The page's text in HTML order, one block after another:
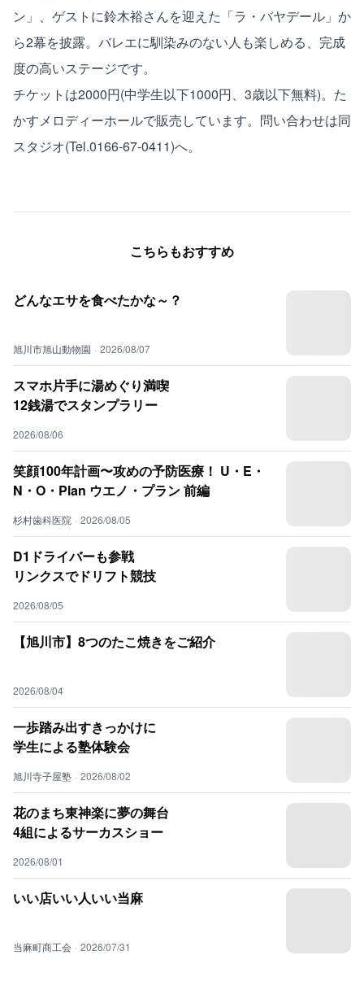
ン」、ゲストに鈴木裕さんを迎えた「ラ・バヤデール」か
ら2幕を披露。バレエに馴染みのない人も楽しめる、完成
度の高いステージです。
チケットは2000円(中学生以下1000円、3歳以下無料)。た
かすメロディーホールで販売しています。問い合わせは同
スタジオ(Tel.0166-67-0411)へ。
こちらもおすすめ
どんなエサを食べたかな～？
旭川市旭山動物園 · 2026/08/07
スマホ片手に湯めぐり満喫
12銭湯でスタンプラリー
2026/08/06
笑顔100年計画〜攻めの予防医療！ U・E・
N・O・Plan ウエノ・プラン 前編
杉村歯科医院 · 2026/08/05
D1ドライバーも参戦
リンクスでドリフト競技
2026/08/05
【旭川市】8つのたこ焼きをご紹介
2026/08/04
一歩踏み出すきっかけに
学生による塾体験会
旭川寺子屋塾 · 2026/08/02
花のまち東神楽に夢の舞台
4組によるサーカスショー
2026/08/01
いい店いい人いい当麻
当麻町商工会 · 2026/07/31